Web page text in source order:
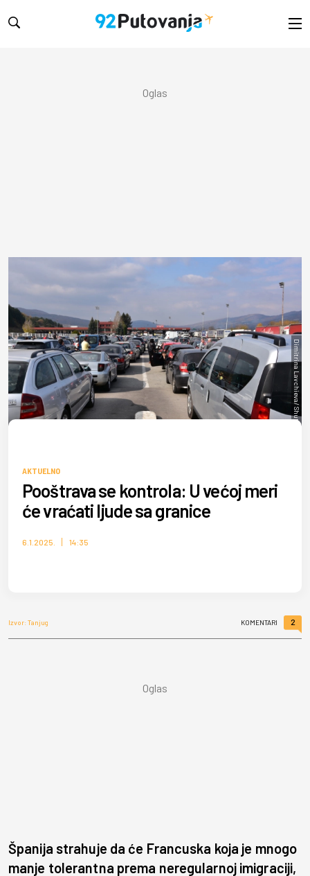
Dimitrina Lavchieva/ Shutterstock
AKTUELNO
Pooštrava se kontrola: U većoj meri
će vraćati ljude sa granice
6.1.2025. 14:35
Izvor: Tanjug KOMENTARI 2
Španija strahuje da će Francuska koja je mnogo
manje tolerantna prema neregularnoj imigraciji,